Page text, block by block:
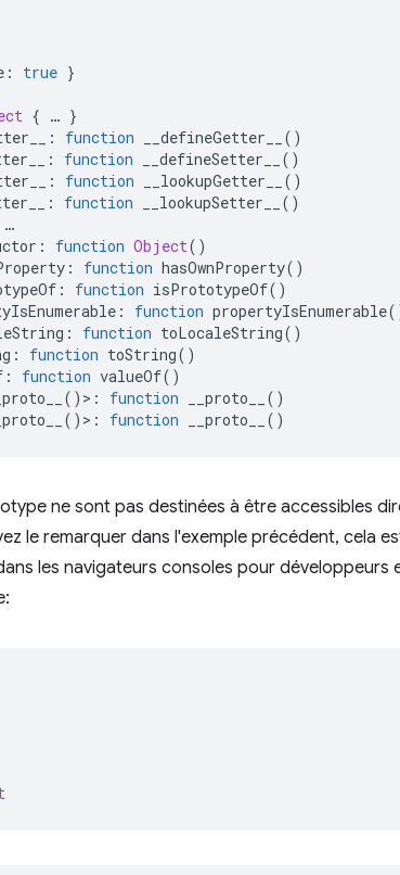
: true }
{ … }
: function __defineGetter__
()
: function __defineSetter__
()
: function __lookupGetter__
()
: function __lookupSetter__
()
…
: function Object()
: function hasOwnProperty()
: function isPrototypeOf()
: function propertyIsEnumerable
: function toLocaleString()
: function toString()
: function valueOf()
()>: function __proto__
()
()>: function __proto__ ()
ne sont pas destinées à être accessibles
le remarquer dans l'exemple précédent, cela
les navigateurs consoles pour